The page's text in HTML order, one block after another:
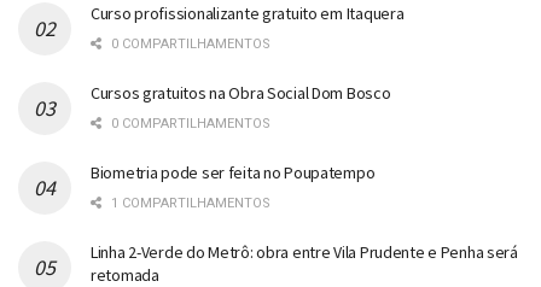
Curso profissionalizante gratuito em Itaquera
0 COMPARTILHAMENTOS
Cursos gratuitos na Obra Social Dom Bosco
0 COMPARTILHAMENTOS
Biometria pode ser feita no Poupatempo
1 COMPARTILHAMENTOS
Linha 2-Verde do Metrô: obra entre Vila Prudente e Penha será
retomada